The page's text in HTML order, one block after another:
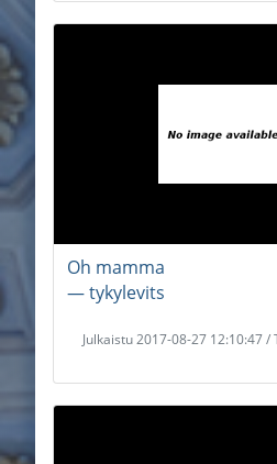
Oh mamma
― tykylevits
Julkaistu 2017-08-27 12:10:47